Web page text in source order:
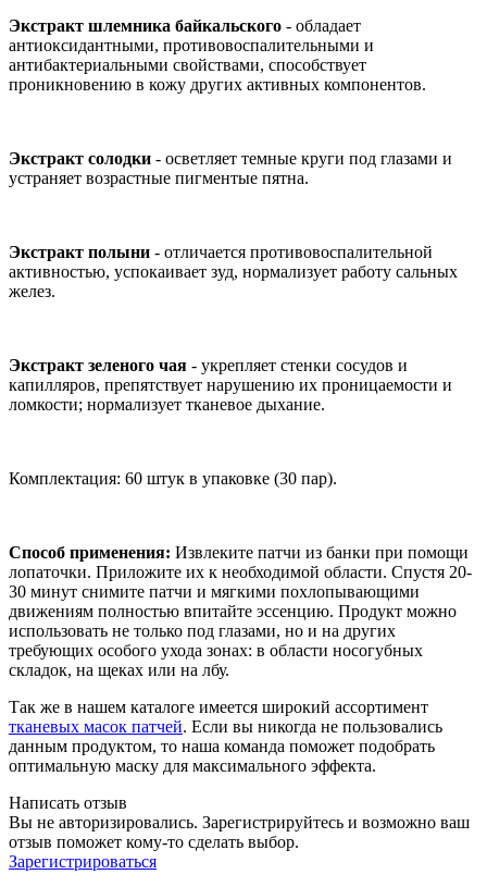
Экстракт шлемника байкальского - обладает
антиоксидантными, противовоспалительными и
антибактериальными свойствами, способствует
проникновению в кожу других активных компонентов.
Экстракт солодки - осветляет темные круги под глазами и
устраняет возрастные пигментые пятна.
Экстракт полыни - отличается противовоспалительной
активностью, успокаивает зуд, нормализует работу сальных
желез.
Экстракт зеленого чая - укрепляет стенки сосудов и
капилляров, препятствует нарушению их проницаемости и
ломкости; нормализует тканевое дыхание.
Комплектация: 60 штук в упаковке (30 пар).
Способ применения: Извлеките патчи из банки при помощи
лопаточки. Приложите их к необходимой области. Спустя 20-
30 минут снимите патчи и мягкими похлопывающими
движениям полностью впитайте эссенцию. Продукт можно
использовать не только под глазами, но и на других
требующих особого ухода зонах: в области носогубных
складок, на щеках или на лбу.
Так же в нашем каталоге имеется широкий ассортимент
тканевых масок патчей. Если вы никогда не пользовались
данным продуктом, то наша команда поможет подобрать
оптимальную маску для максимального эффекта.
Написать отзыв
Вы не авторизировались. Зарегистрируйтесь и возможно ваш
отзыв поможет кому-то сделать выбор.
Зарегистрироваться